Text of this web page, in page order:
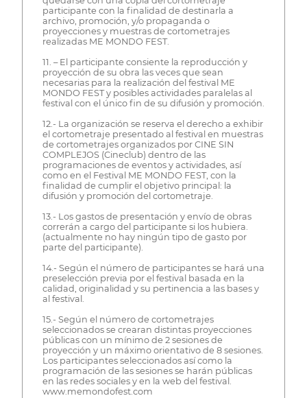
participante con la finalidad de destinarla a
archivo, promoción, y/o propaganda o
proyecciones y muestras de cortometrajes
realizadas ME MONDO FEST.
11. – El participante consiente la reproducción y
proyección de su obra las veces que sean
necesarias para la realización del festival ME
MONDO FEST y posibles actividades paralelas al
festival con el único fin de su difusión y promoción.
12.- La organización se reserva el derecho a exhibir
el cortometraje presentado al festival en muestras
de cortometrajes organizados por CINE SIN
COMPLEJOS (Cineclub) dentro de las
programaciones de eventos y actividades, así
como en el Festival ME MONDO FEST, con la
finalidad de cumplir el objetivo principal: la
difusión y promoción del cortometraje.
13.- Los gastos de presentación y envío de obras
correrán a cargo del participante si los hubiera.
(actualmente no hay ningún tipo de gasto por
parte del participante).
14.- Según el número de participantes se hará una
preselección previa por el festival basada en la
calidad, originalidad y su pertinencia a las bases y
al festival.
15.- Según el número de cortometrajes
seleccionados se crearan distintas proyecciones
públicas con un mínimo de 2 sesiones de
proyección y un máximo orientativo de 8 sesiones.
Los participantes seleccionados así como la
programación de las sesiones se harán públicas
en las redes sociales y en la web del festival.
www.memondofest.com